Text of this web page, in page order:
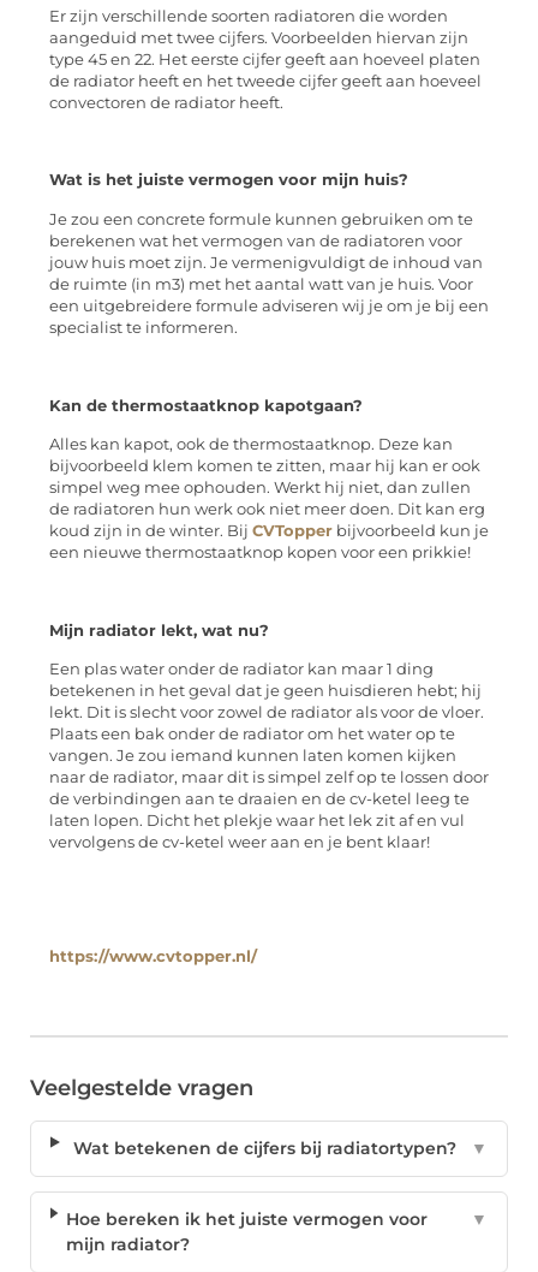
Er zijn verschillende soorten radiatoren die worden
aangeduid met twee cijfers. Voorbeelden hiervan zijn
type 45 en 22. Het eerste cijfer geeft aan hoeveel platen
de radiator heeft en het tweede cijfer geeft aan hoeveel
convectoren de radiator heeft.
Wat is het juiste vermogen voor mijn huis?
Je zou een concrete formule kunnen gebruiken om te
berekenen wat het vermogen van de radiatoren voor
jouw huis moet zijn. Je vermenigvuldigt de inhoud van
de ruimte (in m3) met het aantal watt van je huis. Voor
een uitgebreidere formule adviseren wij je om je bij een
specialist te informeren.
Kan de thermostaatknop kapotgaan?
Alles kan kapot, ook de thermostaatknop. Deze kan
bijvoorbeeld klem komen te zitten, maar hij kan er ook
simpel weg mee ophouden. Werkt hij niet, dan zullen
de radiatoren hun werk ook niet meer doen. Dit kan erg
koud zijn in de winter. Bij CVTopper bijvoorbeeld kun je
een nieuwe thermostaatknop kopen voor een prikkie!
Mijn radiator lekt, wat nu?
Een plas water onder de radiator kan maar 1 ding
betekenen in het geval dat je geen huisdieren hebt; hij
lekt. Dit is slecht voor zowel de radiator als voor de vloer.
Plaats een bak onder de radiator om het water op te
vangen. Je zou iemand kunnen laten komen kijken
naar de radiator, maar dit is simpel zelf op te lossen door
de verbindingen aan te draaien en de cv-ketel leeg te
laten lopen. Dicht het plekje waar het lek zit af en vul
vervolgens de cv-ketel weer aan en je bent klaar!
https://www.cvtopper.nl/
Veelgestelde vragen
Wat betekenen de cijfers bij radiatortypen? ▼
Hoe bereken ik het juiste vermogen voor
mijn radiator?
▼